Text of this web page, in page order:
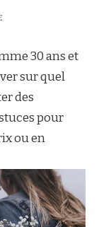
SUR
LE
WEB
ACHETER
DES
LIGNE
?
30 ans et
sur quel
des
pour
ou en